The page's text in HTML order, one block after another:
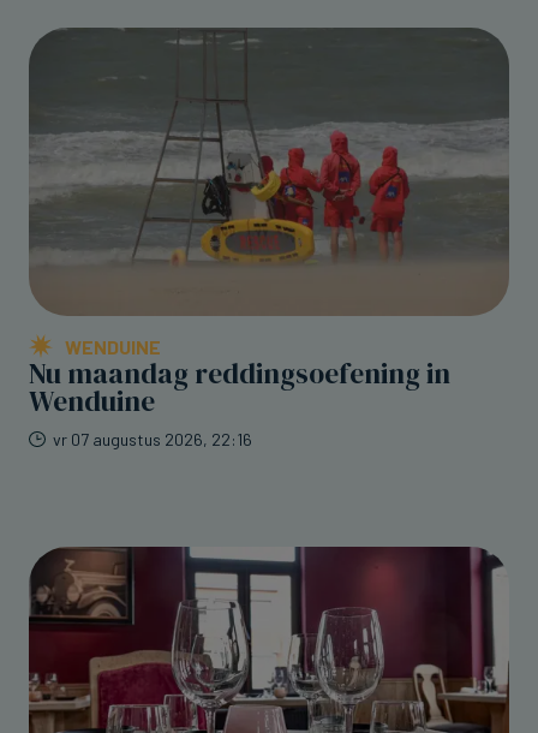
WENDUINE
Nu maandag reddingsoefening in
Wenduine
vr 07 augustus 2026, 22:16